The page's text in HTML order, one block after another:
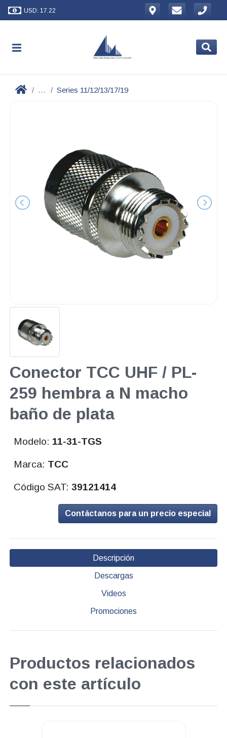
USD: 17.22
... Series 11/12/13/17/19
Conector TCC UHF / PL-
259 hembra a N macho
baño de plata
Modelo: 11-31-TGS
Marca: TCC
Código SAT:39121414
Contáctanos para un precio especial
Descripción
Descargas
Videos
Promociones
Productos relacionados
con este artículo